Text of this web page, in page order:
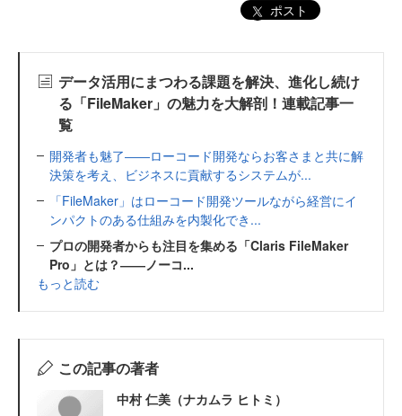
ポスト
データ活用にまつわる課題を解決、進化し続け
る「FileMaker」の魅力を大解剖！連載記事一
覧
開発者も魅了――ローコード開発ならお客さまと共に解
決策を考え、ビジネスに貢献するシステムが...
「FileMaker」はローコード開発ツールながら経営にイ
ンパクトのある仕組みを内製化でき...
プロの開発者からも注目を集める「Claris FileMaker
Pro」とは？――ノーコ...
もっと読む
この記事の著者
中村 仁美（ナカムラ ヒトミ）